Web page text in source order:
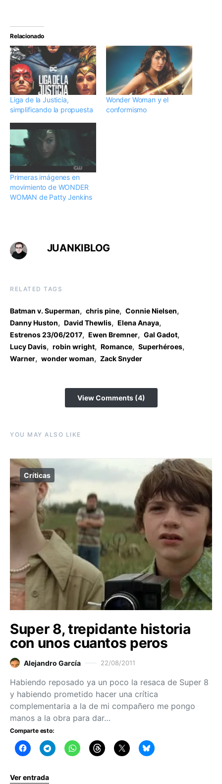
Relacionado
Liga de la Justicia,
simplificando la propuesta
Wonder Woman y el
conformismo
Primeras imágenes en
movimiento de WONDER
WOMAN de Patty Jenkins
JUANKIBLOG
RELATED TAGS
Batman v. Superman, chris pine, Connie Nielsen,
Danny Huston, David Thewlis, Elena Anaya,
Estrenos 23/06/2017, Ewen Bremner, Gal Gadot,
Lucy Davis, robin wright, Romance, Superhéroes,
Warner, wonder woman, Zack Snyder
View Comments (4)
YOU MAY ALSO LIKE
Críticas
Super 8, trepidante historia
con unos cuantos peros
Alejandro García 22/08/2011
Habiendo reposado ya un poco la resaca de Super 8
y habiendo prometido hacer una crítica
complementaria a la de mi compañero me pongo
manos a la obra para dar…
Comparte esto:
Ver entrada